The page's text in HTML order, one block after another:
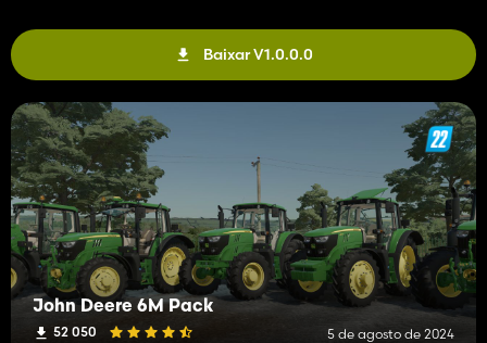
Baixar V1.0.0.0
John Deere 6M Pack
52 050 5 de agosto de 2024